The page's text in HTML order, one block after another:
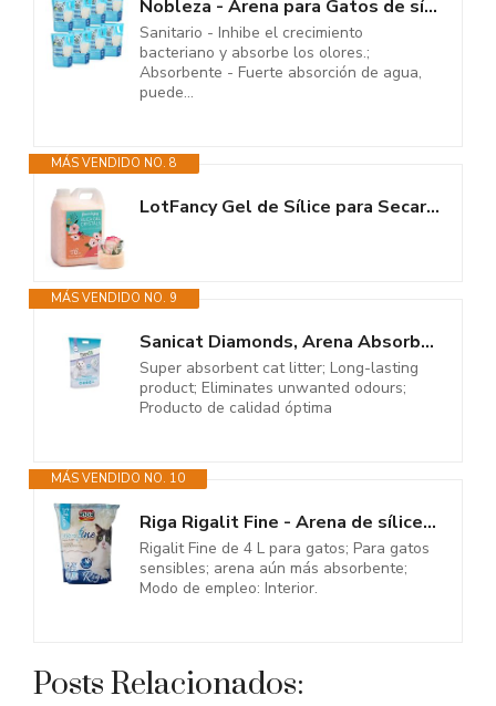
Nobleza - Arena para Gatos de sílice Camada para Gatitos de Gel de...
Sanitario - Inhibe el crecimiento
bacteriano y absorbe los olores.;
Absorbente - Fuerte absorción de agua,
puede...
MÁS VENDIDO NO. 8
LotFancy Gel de Sílice para Secar Flores, Cristales de Sílice que Indican...
MÁS VENDIDO NO. 9
Sanicat Diamonds, Arena Absorbente de Gel de Sílice para Gatos, Sin Olor -...
Super absorbent cat litter; Long-lasting
product; Eliminates unwanted odours;
Producto de calidad óptima
MÁS VENDIDO NO. 10
Riga Rigalit Fine - Arena de sílice para Gatos, 1,6 kg
Rigalit Fine de 4 L para gatos; Para gatos
sensibles; arena aún más absorbente;
Modo de empleo: Interior.
Posts Relacionados: